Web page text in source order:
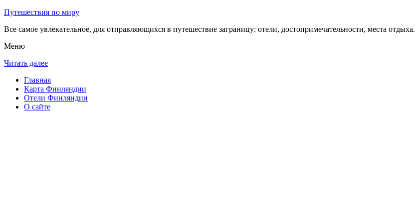
Путешествия по миру
Все самое увлекательное, для отправляющихся в путешествие заграницу: отели, достопримечательности, места отдыха.
Меню
Читать далее
Главная
Карта Финляндии
Отели Финляндии
О сайте